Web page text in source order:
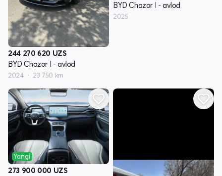
244 270 620 UZS
BYD Chazor I - avlod
2024 23 750 km
BYD Chazor I - avlod
2025
Yangi
273 900 000 UZS